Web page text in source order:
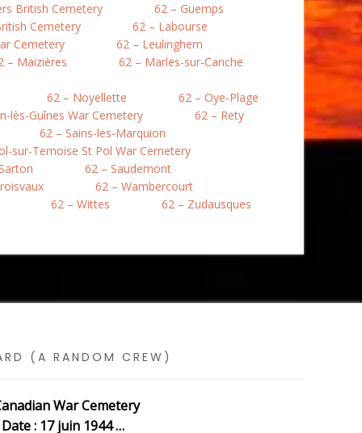
British Cemetery
62 – Guemps
Cemetery
62 – Labourse
Cemetery
62 – Leulinghem
– Maizières
62 – Marles-sur-Canche
62 – Noyellette
62 – Oye-Plage
lès-Guînes War Cemetery
62 – Rety
62 – Sains-les-Marquion
sur-Ternoise St Pol War Cemetery
62 – Saudemont
62 – Wambercourt
62 – Wittes
62 – Zudausques
(A RANDOM CREW)
War Cemetery
: 17 juin 1944 …